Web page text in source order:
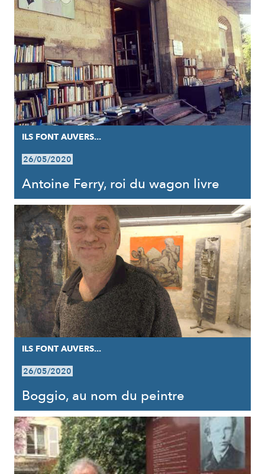
ILS FONT AUVERS...
26/05/2020
Antoine Ferry, roi du wagon livre
ILS FONT AUVERS...
26/05/2020
Boggio, au nom du peintre